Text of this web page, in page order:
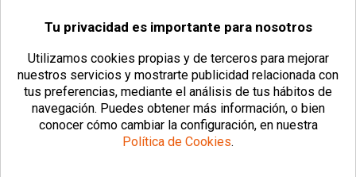
info@plasticomania.com
Tu privacidad es importante para nosotros
Utilizamos cookies propias y de terceros para mejorar
nuestros servicios y mostrarte publicidad relacionada con
tus preferencias, mediante el análisis de tus hábitos de
navegación. Puedes obtener más información, o bien
conocer cómo cambiar la configuración, en nuestra
Política de Cookies.